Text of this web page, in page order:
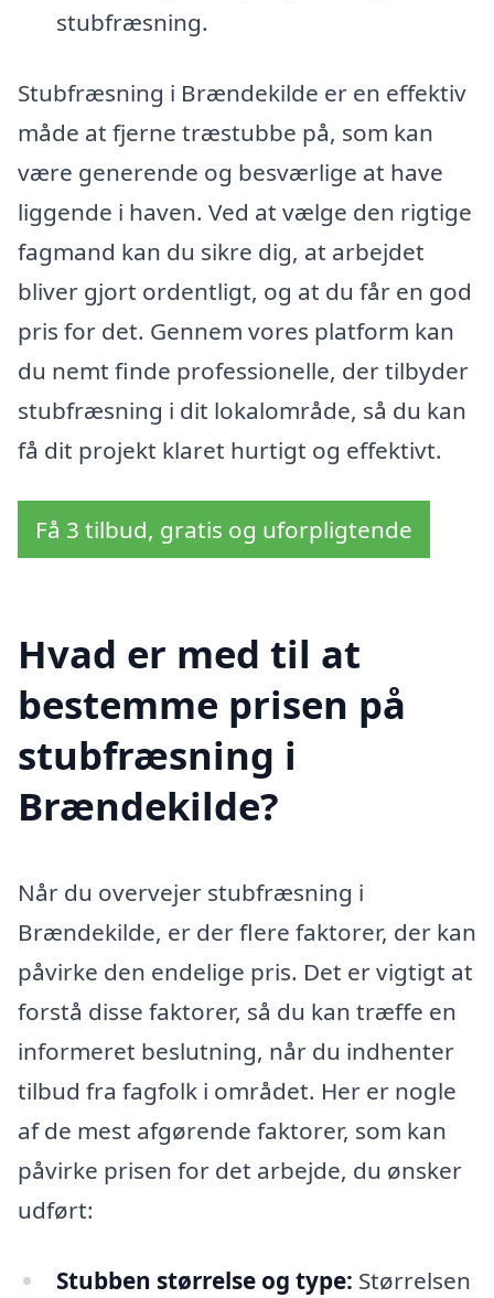
stubfræsning.
Stubfræsning i Brændekilde er en effektiv
måde at fjerne træstubbe på, som kan
være generende og besværlige at have
liggende i haven. Ved at vælge den rigtige
fagmand kan du sikre dig, at arbejdet
bliver gjort ordentligt, og at du får en god
pris for det. Gennem vores platform kan
du nemt finde professionelle, der tilbyder
stubfræsning i dit lokalområde, så du kan
få dit projekt klaret hurtigt og effektivt.
Få 3 tilbud, gratis og uforpligtende
Hvad er med til at
bestemme prisen på
stubfræsning i
Brændekilde?
Når du overvejer stubfræsning i
Brændekilde, er der flere faktorer, der kan
påvirke den endelige pris. Det er vigtigt at
forstå disse faktorer, så du kan træffe en
informeret beslutning, når du indhenter
tilbud fra fagfolk i området. Her er nogle
af de mest afgørende faktorer, som kan
påvirke prisen for det arbejde, du ønsker
udført:
Stubben størrelse og type: Størrelsen